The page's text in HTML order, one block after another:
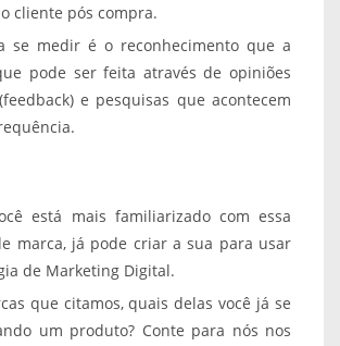
cliente pós compra.
se medir é o reconhecimento que a
pode ser feita através de opiniões
e pesquisas que acontecem
está mais familiarizado com essa
marca, já pode criar a sua para usar
de Marketing Digital.
que citamos, quais delas você já se
um produto? Conte para nós nos